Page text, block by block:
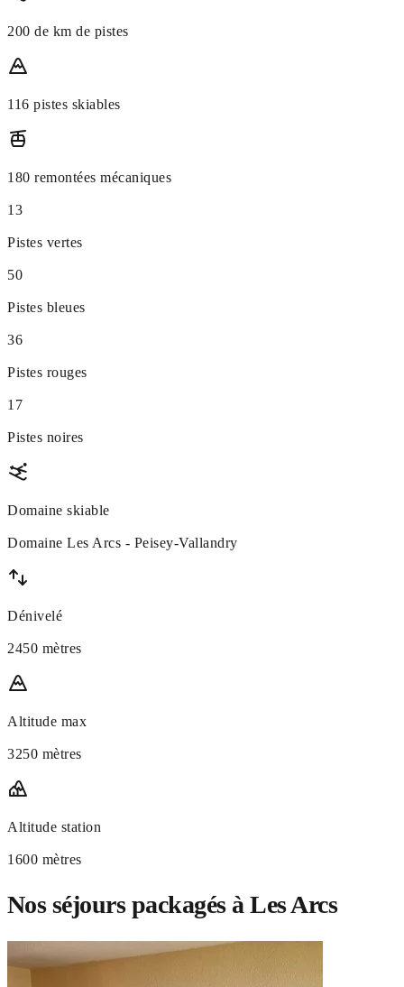
200 de km de pistes
116 pistes skiables
180 remontées mécaniques
13
Pistes vertes
50
Pistes bleues
36
Pistes rouges
17
Pistes noires
Domaine skiable
Domaine Les Arcs - Peisey-Vallandry
Dénivelé
2450 mètres
Altitude max
3250 mètres
Altitude station
1600 mètres
Nos séjours packagés à Les Arcs